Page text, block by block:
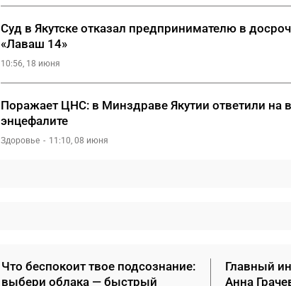
Суд в Якутске отказал предпринимателю в
«Лаваш 14»
10:56, 18 июня
Поражает ЦНС: в Минздраве Якутии ответили на
энцефалите
Здоровье 11:10, 08 июня
Что беспокоит твое подсознание:
выбери облака — быстрый
Главный
Анна